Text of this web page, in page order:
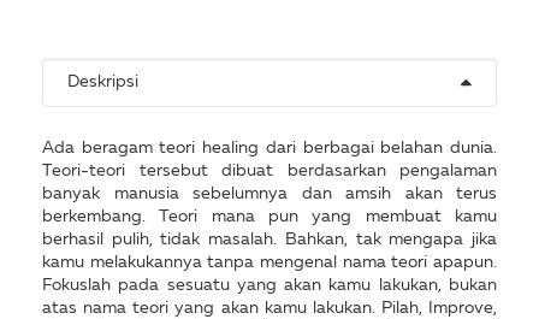
Deskripsi
Ada beragam teori healing dari berbagai belahan dunia.
Teori-teori tersebut dibuat berdasarkan pengalaman
banyak manusia sebelumnya dan amsih akan terus
berkembang. Teori mana pun yang membuat kamu
berhasil pulih, tidak masalah. Bahkan, tak mengapa jika
kamu melakukannya tanpa mengenal nama teori apapun.
Fokuslah pada sesuatu yang akan kamu lakukan, bukan
atas nama teori yang akan kamu lakukan. Pilah, Improve,